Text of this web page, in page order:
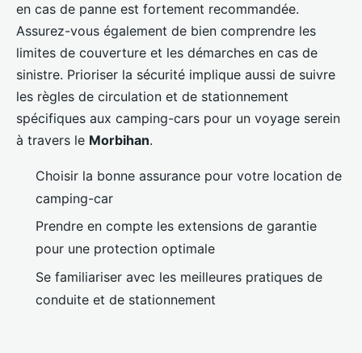
en cas de panne est fortement recommandée.
Assurez-vous également de bien comprendre les
limites de couverture et les démarches en cas de
sinistre. Prioriser la sécurité implique aussi de suivre
les règles de circulation et de stationnement
spécifiques aux camping-cars pour un voyage serein
à travers le Morbihan.
Choisir la bonne assurance pour votre location de
camping-car
Prendre en compte les extensions de garantie
pour une protection optimale
Se familiariser avec les meilleures pratiques de
conduite et de stationnement